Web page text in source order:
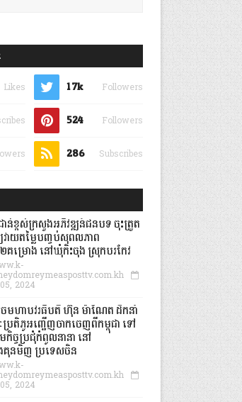
Likes 1.7k Followers
524 Followers
286 Subscribes
ាន់ខ្ពស់ក្រសួងអភិវឌ្ឍន៍ជនបទ ចុះត្រួត
វាយតម្លៃបញ្ចប់សុពលភាព
គម្រោង នៅឃុំកិះចុង ស្រុកបរកែវ
2024
ចមហាបវរធិបតី ហ៊ុន ម៉ាណែត ដឹកនាំ
រតិភូអញ្ជើញចាកចេញពីកម្ពុជា ទៅ
កិច្ចប្រជុំកំពូលនានា នៅ
គុនមិញ ប្រទេសចិន
2024